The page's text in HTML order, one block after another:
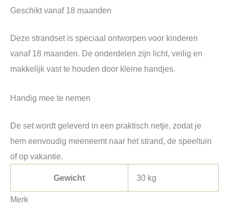
Geschikt vanaf 18 maanden
Deze strandset is speciaal ontworpen voor kinderen
vanaf 18 maanden. De onderdelen zijn licht, veilig en
makkelijk vast te houden door kleine handjes.
Handig mee te nemen
De set wordt geleverd in een praktisch netje, zodat je
hem eenvoudig meeneemt naar het strand, de speeltuin
of op vakantie.
Gewicht 30 kg
Merk